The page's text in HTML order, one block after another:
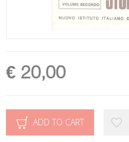
€ 20,00
ADD TO CART